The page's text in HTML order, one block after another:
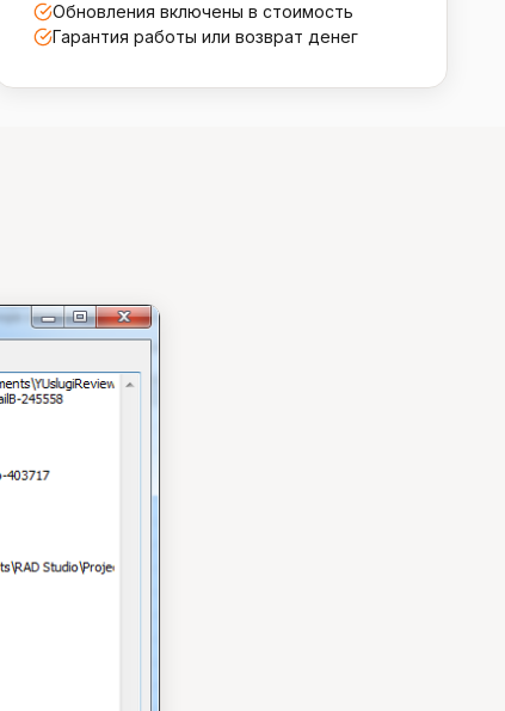
Обновления включены в стоимость
Гарантия работы или возврат денег